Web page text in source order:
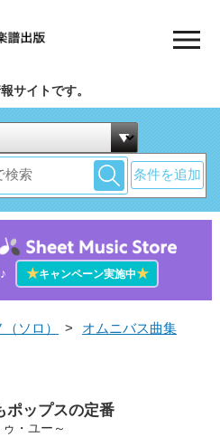
サイトです。
条件を追加
★キャンペーン実施中★
ソロ） > オムニバス曲集
ポップスの定番
・ユー～